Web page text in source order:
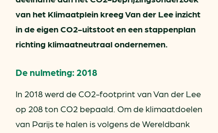
van het Klimaatplein kreeg Van der Lee inzicht
in de eigen CO2-uitstoot en een stappenplan
richting klimaatneutraal ondernemen.
De nulmeting: 2018
In 2018 werd de CO2-footprint van Van der Lee
op 208 ton CO2 bepaald. Om de klimaatdoelen
van Parijs te halen is volgens de Wereldbank